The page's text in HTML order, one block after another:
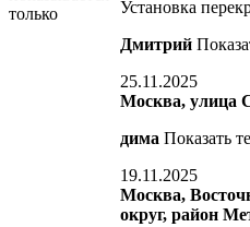
Установка
Дмитрий
25.11.2025
Москва, улица
дима Показать
19.11.2025
Москва,
округ, район
только